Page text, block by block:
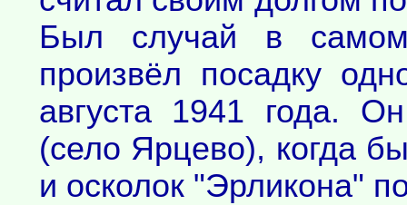
Был случай в
произвёл посадку
августа 1941 года.
(село Ярцево), когда
и осколок "Эрликона"